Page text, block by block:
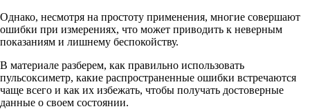
Однако, несмотря на простоту применения, многие совершают
ошибки при измерениях, что может приводить к неверным
показаниям и лишнему беспокойству.
В материале разберем, как правильно использовать
пульсоксиметр, какие распространенные ошибки встречаются
чаще всего и как их избежать, чтобы получать достоверные
данные о своем состоянии.